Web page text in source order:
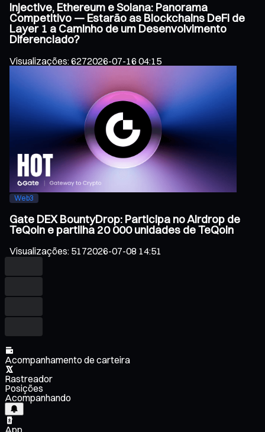
Injective, Ethereum e Solana: Panorama
Competitivo — Estarão as Blockchains DeFi de
Layer 1 a Caminho de um Desenvolvimento
Diferenciado?
Visualizações:6272026-07-16 04:15
Web3
Gate DEX BountyDrop: Participa no Airdrop de
TeQoin e partilha 20 000 unidades de TeQoin
Visualizações: 5172026-07-08 14:51
Acompanhamento de carteira
Rastreador
Posições
Acompanhando